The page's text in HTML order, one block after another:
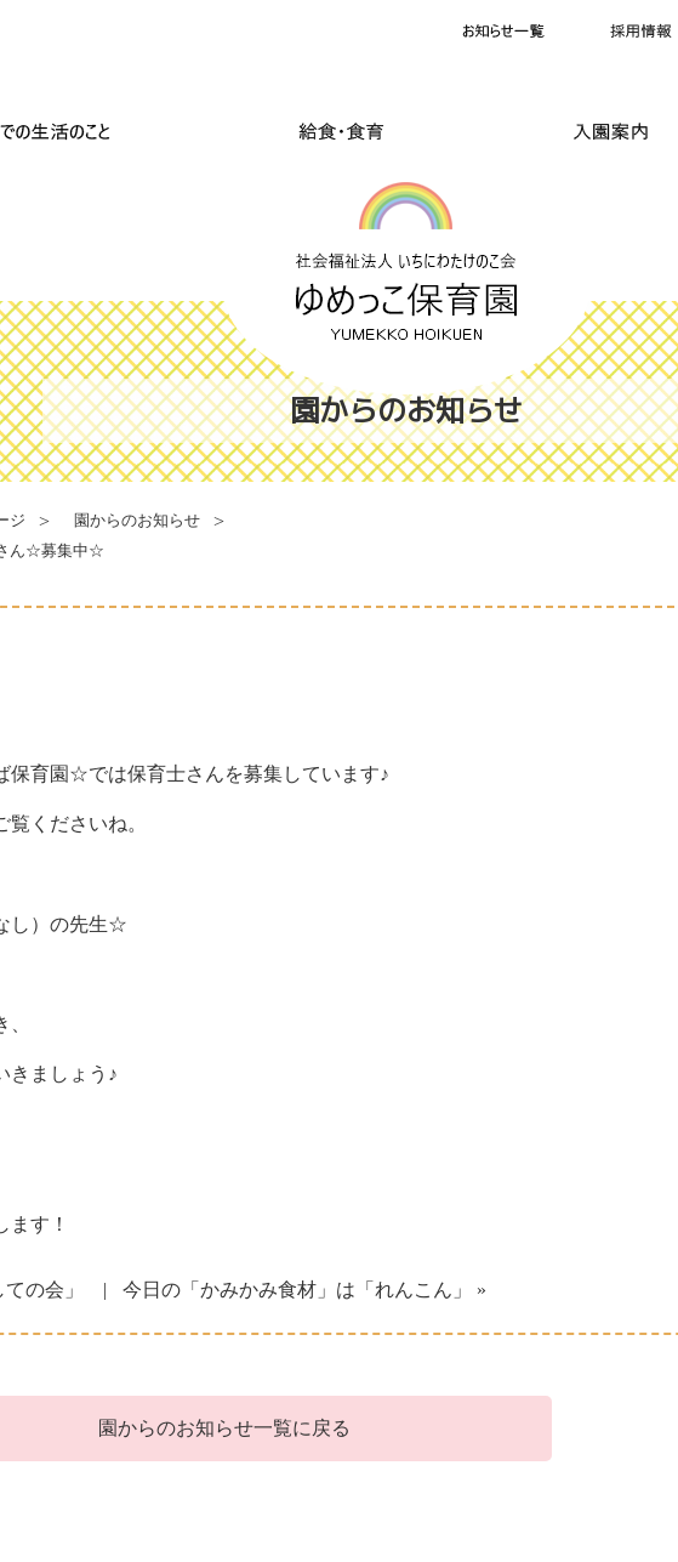
園からのお知らせ
ジ
園からのお知らせ
ん☆募集中☆
育園☆では保育士さんを募集しています♪
くださいね。
し）の先生☆
きましょう♪
す！
の会」 今日の「かみかみ食材」は「れんこん」 »
園からのお知らせ一覧に戻る